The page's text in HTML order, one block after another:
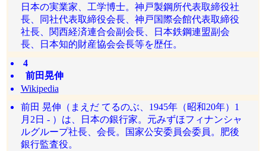
日本の実業家、工学博士。神戸製鋼所代表取締役社
長、同社代表取締役会長、神戸国際会館代表取締役
社長、関西経済連合会副会長、日本鉄鋼連盟副会
長、日本知的財産協会会長等を歴任。
4
前田晃伸
Wikipedia
前田 晃伸（まえだ てるのぶ、1945年（昭和20年）1
月2日 - ）は、日本の銀行家。元みずほフィナンシャ
ルグループ社長、会長。国家公安委員会委員。肥後
銀行監査役。